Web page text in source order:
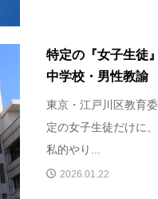
特定の『女子生徒
中学校・男性教諭
東京・江戸川区教育
定の女子生徒だけに
私的やり...
2026.01.22